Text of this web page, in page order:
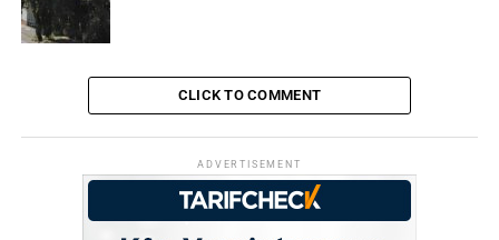
CLICK TO COMMENT
ADVERTISEMENT